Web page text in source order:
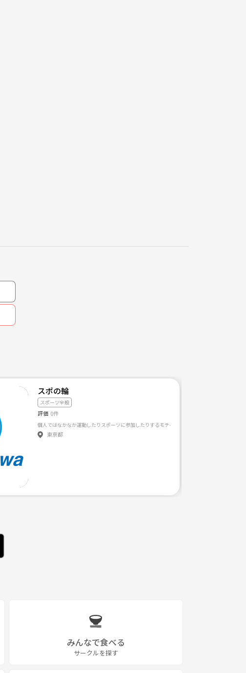
スポの輪
スポーツ全般
評価 0件
個人ではなかなか運動したりスポーツに参加したりするモチベーションが湧きづらい中、 同
東京都
みんなで食べる
サークルを探す